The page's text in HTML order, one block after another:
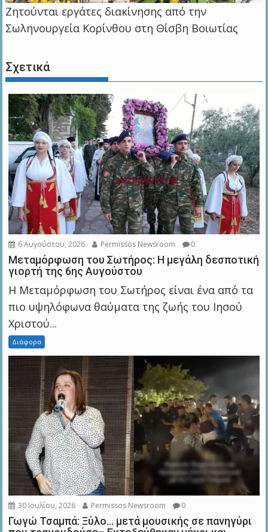
Ζητούνται εργάτες διακίνησης από την
Σωληνουργεία Κορίνθου στη Θίσβη Βοιωτίας
Σχετικά
6 Αυγούστου, 2026 Permissos Newsroom 0
Μεταμόρφωση του Σωτήρος: Η μεγάλη δεσποτική
γιορτή της 6ης Αυγούστου
Η Μεταμόρφωση του Σωτήρος είναι ένα από τα
πιο υψηλόφωνα θαύματα της ζωής του Ιησού
Χριστού...
Διάφορα
30 Ιουλίου, 2026 Permissos Newsroom 0
Γωγώ Τσαμπά: Ξύλο… μετά μουσικής σε πανηγύρι